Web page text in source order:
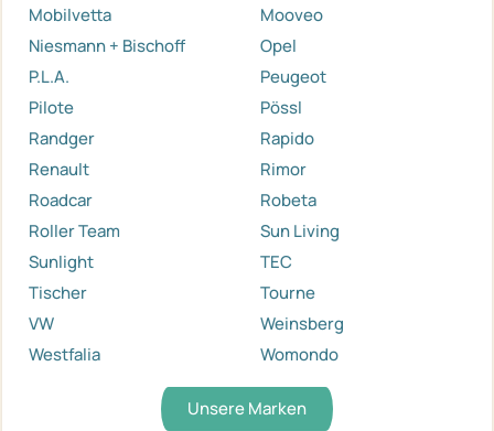
Mobilvetta
Mooveo
Niesmann + Bischoff
Opel
P.L.A.
Peugeot
Pilote
Pössl
Randger
Rapido
Renault
Rimor
Roadcar
Robeta
Roller Team
Sun Living
Sunlight
TEC
Tischer
Tourne
VW
Weinsberg
Westfalia
Womondo
Unsere Marken